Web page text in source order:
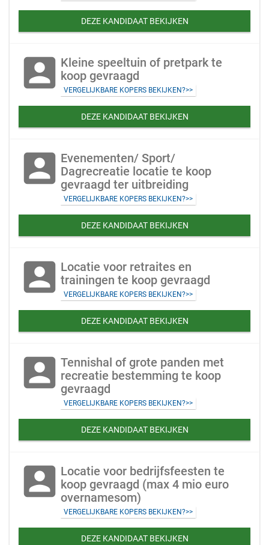
DEZE KANDIDAAT BEKIJKEN
account_box Kleine speeltuin of pretpark te
koop gevraagd
VERGELIJKBARE KOPERS BEKIJKEN?>>
DEZE KANDIDAAT BEKIJKEN
account_box Evenementen/ Sport/
Dagrecreatie locatie te koop
gevraagd ter uitbreiding
VERGELIJKBARE KOPERS BEKIJKEN?>>
DEZE KANDIDAAT BEKIJKEN
account_box Locatie voor retraites en
trainingen te koop gevraagd
VERGELIJKBARE KOPERS BEKIJKEN?>>
DEZE KANDIDAAT BEKIJKEN
account_box Tennishal of grote panden met
recreatie bestemming te koop
gevraagd
VERGELIJKBARE KOPERS BEKIJKEN?>>
DEZE KANDIDAAT BEKIJKEN
account_box Locatie voor bedrijfsfeesten te
koop gevraagd (max 4 mio euro
overnamesom)
VERGELIJKBARE KOPERS BEKIJKEN?>>
DEZE KANDIDAAT BEKIJKEN